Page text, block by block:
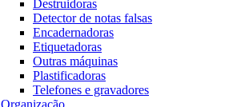
Destruidoras
Detector de notas falsas
Encadernadoras
Etiquetadoras
Outras máquinas
Plastificadoras
Telefones e gravadores
Organização